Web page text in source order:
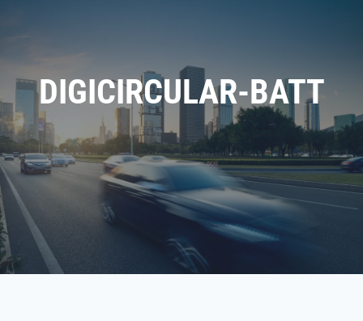
DIGICIRCULAR-BATT